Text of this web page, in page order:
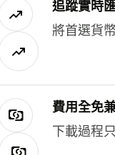
追蹤實時
將首選貨
費用全免
下載過程